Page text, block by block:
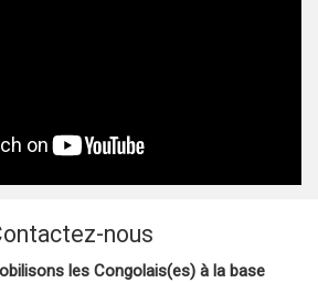
nous
les Congolais(es) à la base